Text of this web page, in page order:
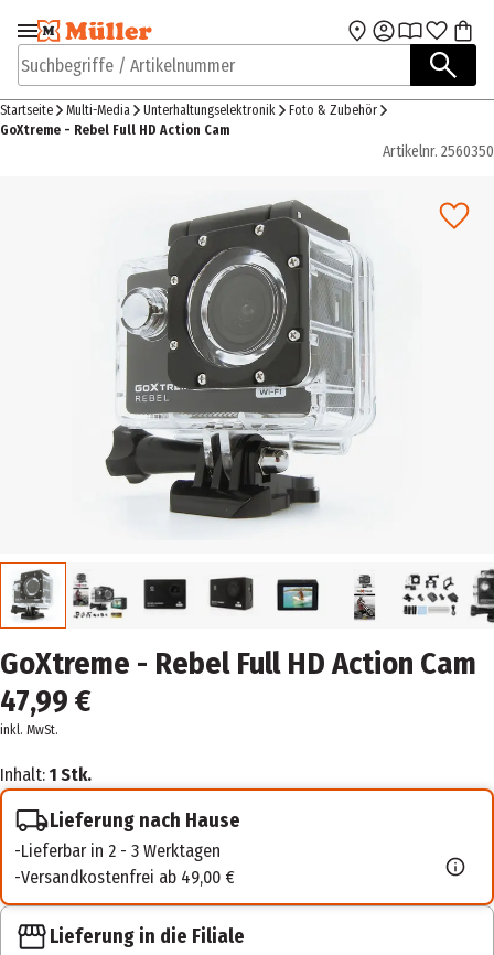
Zur Navigation
springen
Zum Hauptinhalt
Suchbegriffe / Artikelnummer
Startseite Multi-Media Unterhaltungselektronik
Foto & Zubehör
GoXtreme - Rebel Full HD Action Cam
Artikelnr. 2560350
GoXtreme - Rebel Full HD Action Cam
47,99 €
inkl. MwSt.
Inhalt: 1 Stk.
Lieferung nach Hause
Lieferbar in 2 - 3 Werktagen
Versandkostenfrei ab 49,00 €
Lieferung in die Filiale